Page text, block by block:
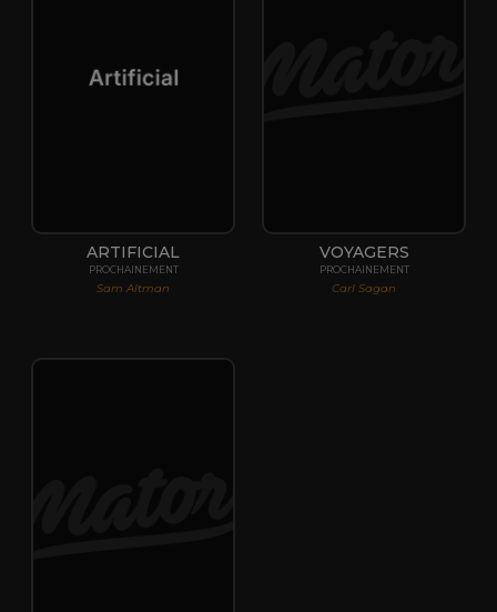
ARTIFICIAL
PROCHAINEMENT
Sam Altman
VOYAGERS
PROCHAINEMENT
Carl Sagan